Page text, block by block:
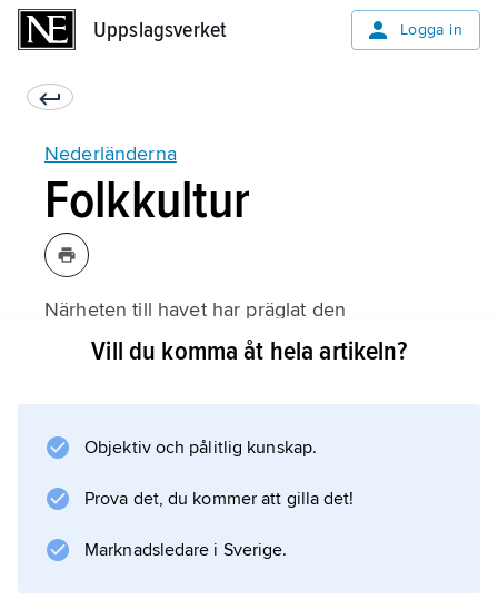
Uppslagsverket Logga in
Nederländerna
Folkkultur
Närheten till havet har präglat den
nederländska folkkulturen. Den transoceana
kläder och möbler snabbt och allmänt
accepterades också av lantbefolkningen.
vanor som att pryda sina hem
Vill du komma åt hela artikeln?
Objektiv och pålitlig kunskap.
Prova det, du kommer att gilla det!
Marknadsledare i Sverige.